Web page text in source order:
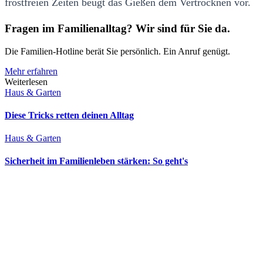
frostfreien Zeiten beugt das Gießen dem Vertrocknen vor.
Fragen im Familienalltag? Wir sind für Sie da.
Die Familien-Hotline berät Sie persönlich. Ein Anruf genügt.
Mehr erfahren
Weiterlesen
Haus & Garten
Diese Tricks retten deinen Alltag
Haus & Garten
Sicherheit im Familienleben stärken: So geht's